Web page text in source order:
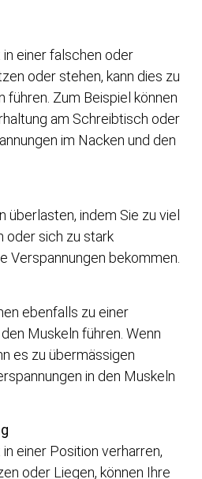
einer falschen oder
oder stehen, kann dies zu
führen. Zum Beispiel können
am Schreibtisch oder
im Nacken und den
überlasten, indem Sie zu viel
oder sich zu stark
Verspannungen bekommen.
ebenfalls zu einer
Muskeln führen. Wenn
es zu übermässigen
in den Muskeln
einer Position verharren,
oder Liegen, können Ihre